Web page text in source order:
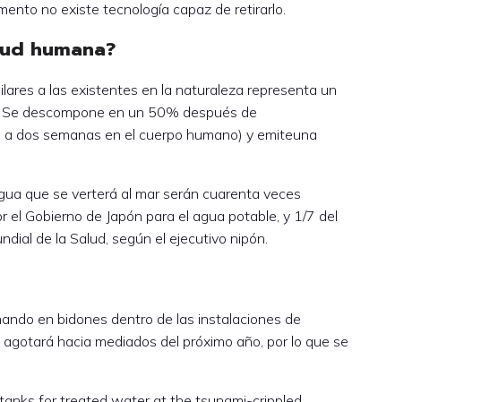
no existe tecnología capaz de retirarlo.
humana?
a las existentes en la naturaleza representa un
descompone en un 50% después de
dos semanas en el cuerpo humano) y emiteuna
que se verterá al mar serán cuarenta veces
Gobierno de Japón para el agua potable, y 1/7 del
de la Salud, según el ejecutivo nipón.
en bidones dentro de las instalaciones de
hacia mediados del próximo año, por lo que se